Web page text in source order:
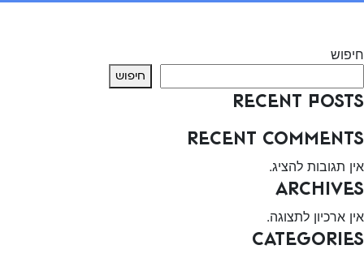
חיפוש
חיפוש
Recent Posts
Recent Comments
אין תגובות להציג.
Archives
אין ארכיון לתצוגה.
Categories